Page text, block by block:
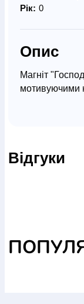
Рік: 0
Опис
Магніт
мотивуючими
Відгуки